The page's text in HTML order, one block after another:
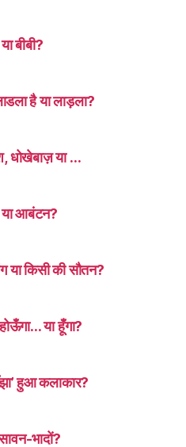
बीबी?
है या लाड़ला?
धोखेबाज़ या …
आबंटन?
या किसी की सौतन?
या हूँगा?
हुआ कलाकार?
भादों?